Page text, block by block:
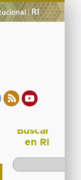
Buscar
en RI